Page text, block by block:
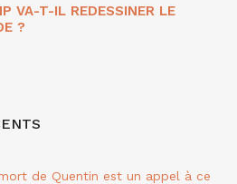
VA-T-IL REDESSINER LE
?
de Quentin est un appel à ce